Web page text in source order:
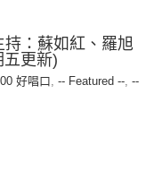
持：蘇如紅、羅旭
更新)
好唱口, -- Featured --, --